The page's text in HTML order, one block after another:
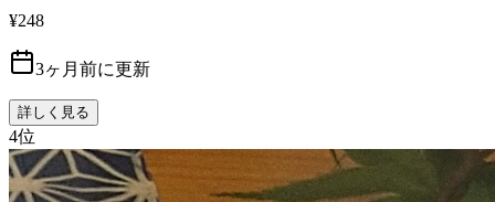
¥248
3ヶ月前に更新
詳しく見る
4位